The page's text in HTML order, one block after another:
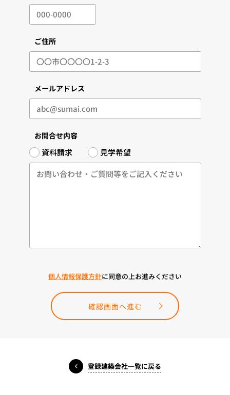
ご住所
メールアドレス
お問合せ内容
資料請求 見学希望
個人情報保護方針に同意の上お進みください
確認画面へ進む
登録建築会社一覧に戻る